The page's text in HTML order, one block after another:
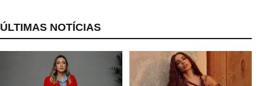
ÚLTIMAS NOTÍCIAS